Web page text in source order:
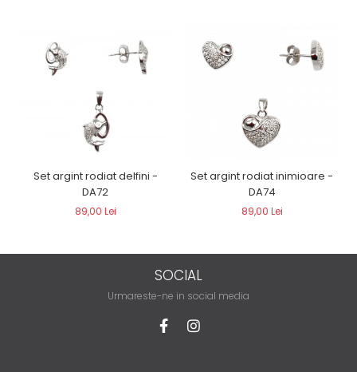
Set argint rodiat delfini -
DA72
89,00 Lei
Set argint rodiat inimioare -
DA74
89,00 Lei
SOCIAL
Urmareste-ne in social media